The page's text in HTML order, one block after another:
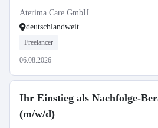
Aterima Care GmbH
deutschlandweit
Freelancer
06.08.2026
Ihr Einstieg als Nachfolge-
(m/w/d)